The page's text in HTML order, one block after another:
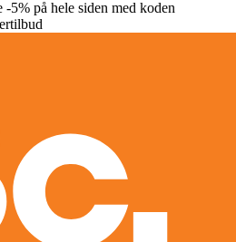
på hele siden med koden